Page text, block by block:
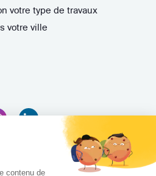
contenu de
votre type de travaux
votre ville